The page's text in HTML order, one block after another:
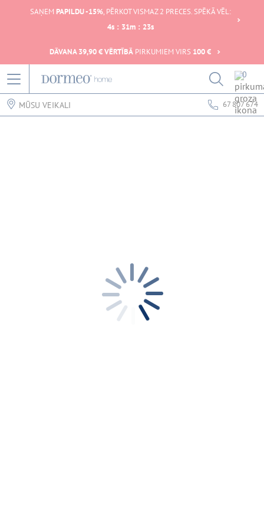
SAŅEM PAPILDU -15%, PĒRKOT VISMAZ 2 PRECES. SPĒKĀ VĒL:
4s : 31m : 23s
DĀVANA 39,90 € VĒRTĪBĀ PIRKUMIEM VIRS 100 €
0
MŪSU VEIKALI 67 807 674